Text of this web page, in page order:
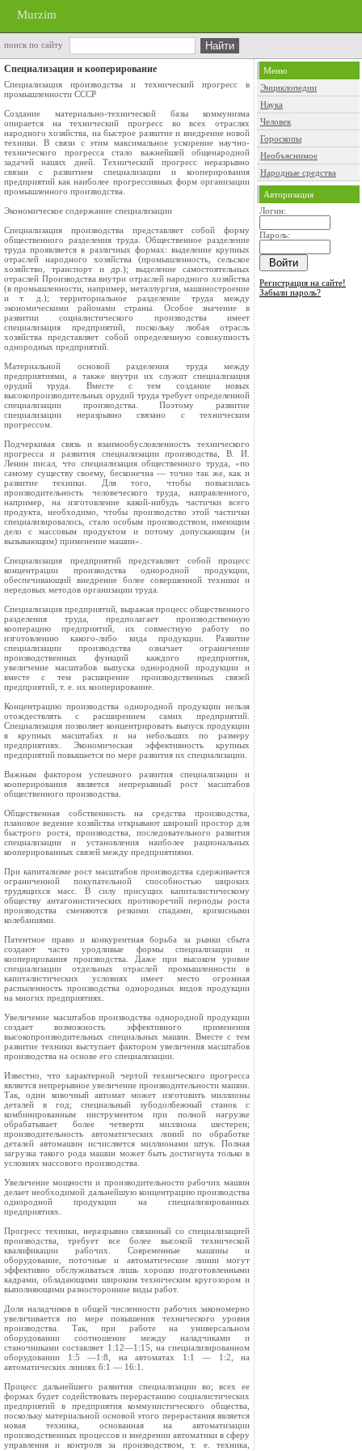
Murzim
поиск по сайту
Специализация и кооперирование
Специализация производства и технический прогресс в
промышленности СССР
Создание материально-технической базы коммунизма
опирается на технический прогресс во всех отраслях
народного хозяйства, на быстрое развитие и внедрение новой
техники. В связи с этим максимальное ускорение научно-
технического прогресса стало важнейшей общенародной
задачей наших дней. Технический прогресс неразрывно
связан с развитием специализации и кооперирования
предприятий как наиболее прогрессивных форм организации
промышленного производства.
Экономическое содержание специализации
Специализация производства представляет собой форму
общественного разделения труда. Общественное разделение
труда проявляется в различных формах: выделение крупных
отраслей народного хозяйства (промышленность, сельское
хозяйство, транспорт и др.); выделение самостоятельных
отраслей Производства внутри отраслей народного хозяйства
(в промышленности, например, металлургия, машиностроение
и т. д.); территориальное разделение труда между
экономическими районами страны. Особое значение в
развитии социалистического производства имеет
специализация предприятий, поскольку любая отрасль
хозяйства представляет собой определенную совокупность
однородных предприятий.
Материальной основой разделения труда между
предприятиями, а также внутри их служит специализация
орудий труда. Вместе с тем создание новых
высокопроизводительных орудий труда требует определенной
специализации производства. Поэтому развитие
специализации неразрывно связано с техническим
прогрессом.
Подчеркивая связь и взаимообусловленность технического
прогресса и развития специализации производства, В. И.
Ленин писал, что специализация общественного труда, «по
самому существу своему, бесконечна — точно так же, как и
развитие техники. Для того, чтобы повысилась
производительность человеческого труда, направленного,
например, на изготовление какой-нибудь частички всего
продукта, необходимо, чтобы производство этой частички
специализировалось, стало особым производством, имеющим
дело с массовым продуктом и потому допускающим (и
вызывающим) применение машин».
Специализация предприятий представляет собой процесс
концентрации производства однородной продукции,
обеспечивающий внедрение более совершенной техники и
передовых методов организации труда.
Специализация предприятий, выражая процесс общественного
разделения труда, предполагает производственную
кооперацию предприятий, их совместную работу по
изготовлению какого-либо вида продукции. Развитие
специализации производства означает ограничение
производственных функций каждого предприятия,
увеличение масштабов выпуска однородной продукции и
вместе с тем расширение производственных связей
предприятий, т. е. их кооперирование.
Концентрацию производства однородной продукции нельзя
отождествлять с расширением самих предприятий.
Специализация позволяет концентрировать выпуск продукции
в крупных масштабах и на небольших по размеру
предприятиях. Экономическая эффективность крупных
предприятий повышается по мере развития их специализации.
Важным фактором успешного развития специализации и
кооперирования является непрерывный рост масштабов
общественного производства.
Общественная собственность на средства производства,
плановое ведение хозяйства открывают широкий простор для
быстрого роста, производства, последовательного развития
специализации и установления наиболее рациональных
кооперированных связей между предприятиями.
При капитализме рост масштабов производства сдерживается
ограниченной покупательной способностью широких
трудящихся масс. В силу присущих капиталистическому
обществу антагонистических противоречий периоды роста
производства сменяются резкими спадами, кризисными
колебаниями.
Патентное право и конкурентная борьба за рынки сбыта
создают часто уродливые формы специализации и
кооперирования производства. Даже при высоком уровне
специализации отдельных отраслей промышленности в
капиталистических условиях имеет место огромная
распыленность производства однородных видов продукции
на многих предприятиях.
Увеличение масштабов производства однородной продукции
создает возможность эффективного применения
высокопроизводительных специальных машин. Вместе с тем
развитие техники выступает фактором увеличения масштабов
производства на основе его специализации.
Известно, что характерной чертой технического прогресса
является непрерывное увеличение производительности машин.
Так, один ковочный автомат может изготовить миллионы
деталей в год; специальный зубодолбежный станок с
комбинированным инструментом при полной нагрузке
обрабатывает более четверти миллиона шестерен;
производительность автоматических линий по обработке
деталей автомашин исчисляется миллионами штук. Полная
загрузка такого рода машин может быть достигнута только в
условиях массового производства.
Увеличение мощности и производительности рабочих машин
делает необходимой дальнейшую концентрацию производства
однородной продукции на специализированных
предприятиях.
Прогресс техники, неразрывно связанный со специализацией
производства, требует все более высокой технической
квалификации рабочих. Современные машины и
оборудование, поточные и автоматические линии могут
эффективно обслуживаться лишь хорошо подготовленными
кадрами, обладающими широким техническим кругозором и
выполняющими разносторонние виды работ.
Доля наладчиков в общей численности рабочих закономерно
увеличивается по мере повышения технического уровня
производства. Так, при работе на универсальном
оборудовании соотношение между наладчиками и
станочниками составляет 1:12—1:15, на специализированном
оборудовании 1:5 —1:8, на автоматах 1:1 — 1:2, на
автоматических линиях 6:1 — 16:1.
Процесс дальнейшего развития специализации во; всех ее
формах будет содействовать перерастанию социалистических
предприятий в предприятия коммунистического общества,
поскольку материальной основой этого перерастания является
новая техника, основанная на автоматизации
производственных процессов и внедрении автоматики в сферу
управления и контроля за производством, т. е. техника,
Меню
Энциклопедии
Наука
Человек
Гороскопы
Необъяснимое
Народные средства
Авторизация
Логин:
Пароль:
Регистрация на сайте!
Забыли пароль?